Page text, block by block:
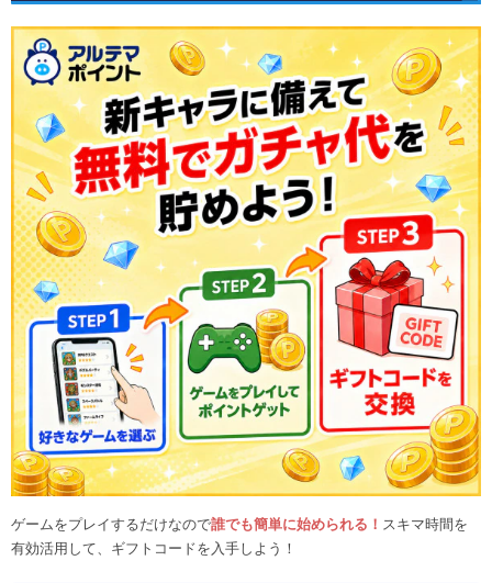
ゲームをプレイするだけなので誰でも簡単に始められる！ スキマ時間を
有効活用して、ギフトコードを入手しよう！